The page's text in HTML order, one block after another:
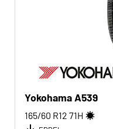
Yokohama A539
165/60 R12 71H